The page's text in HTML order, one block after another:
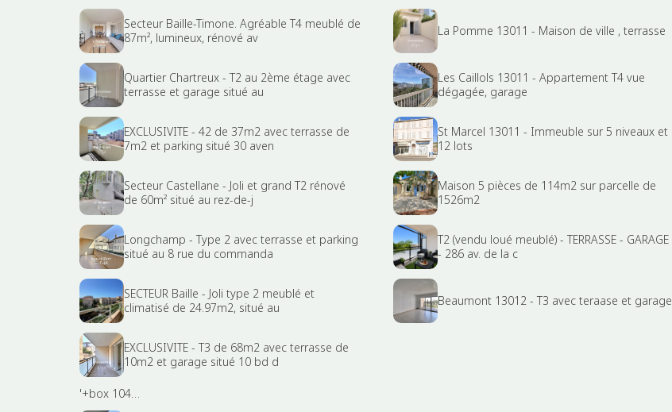
Secteur Baille-Timone. Agréable T4 meublé de
87m², lumineux, rénové av
Quartier Chartreux - T2 au 2ème étage avec
terrasse et garage situé au
EXCLUSIVITE - 42 de 37m2 avec terrasse de
7m2 et parking situé 30 aven
Secteur Castellane - Joli et grand T2 rénové
de 60m² situé au rez-de-j
Longchamp - Type 2 avec terrasse et parking
situé au 8 rue du commanda
SECTEUR Baille - Joli type 2 meublé et
climatisé de 24.97m2, situé au
EXCLUSIVITE - T3 de 68m2 avec terrasse de
10m2 et garage situé 10 bd d
'+box 104…
La Pomme 13011 - Maison de ville , terrasse
Les Caillols 13011 - Appartement T4 vue
dégagée, garage
St Marcel 13011 - Immeuble sur 5 niveaux et
12 lots
Maison 5 pièces de 114m2 sur parcelle de
1526m2
T2 (vendu loué meublé) - TERRASSE - GARAGE
- 286 av. de la c
Beaumont 13012 - T3 avec teraase et garage